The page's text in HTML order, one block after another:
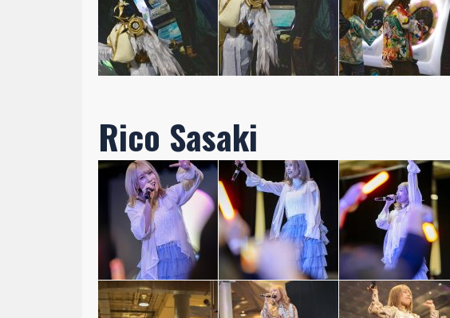
Rico Sasaki